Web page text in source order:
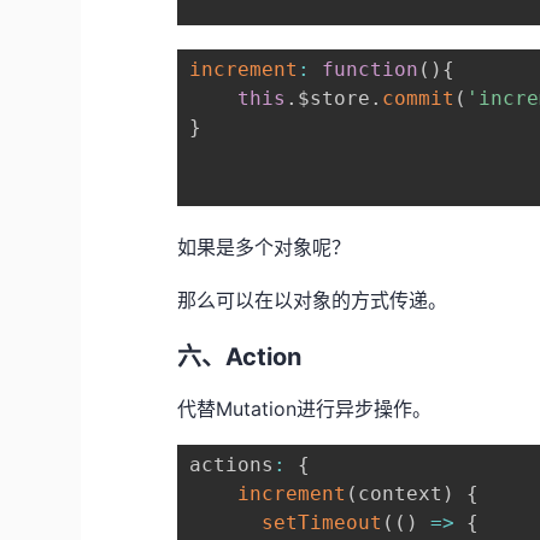
increment : function ( ) {
this . $store . commit (
}
如果是多个对象呢？
那么可以在以对象的方式传递。
六、Action
代替Mutation进行异步操作。
actions :
{
increment ( context )
{
setTimeout ( ( ) =>
{